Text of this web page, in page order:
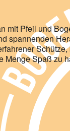
mit Pfeil und
spannenden
Menge Spaß zu